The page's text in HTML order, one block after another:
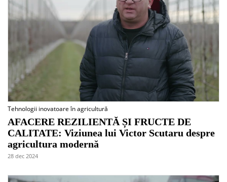
Tehnologii inovatoare în agricultură
AFACERE REZILIENTĂ ȘI FRUCTE DE
CALITATE: Viziunea lui Victor Scutaru despre
agricultura modernă
28 dec 2024